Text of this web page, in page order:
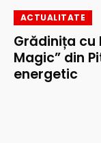
ACTUALITATE
Grădinița cu
Magic” din
energetic